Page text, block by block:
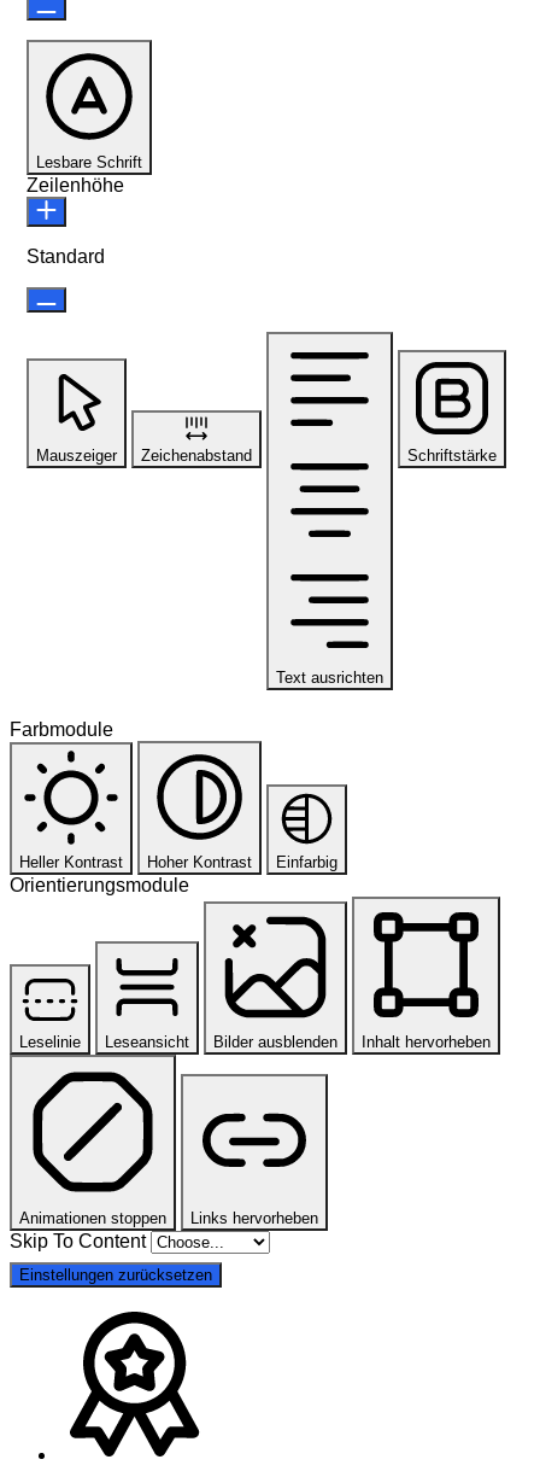
Lesbare Schrift
Zeilenhöhe
Standard
Mauszeiger Zeichenabstand
Text ausrichten
Schriftstärke
Farbmodule
Heller Kontrast Hoher Kontrast Einfarbig
Orientierungsmodule
Leselinie Leseansicht Bilder ausblenden Inhalt hervorheben
Animationen stoppen Links hervorheben
Skip To Content
Einstellungen zurücksetzen